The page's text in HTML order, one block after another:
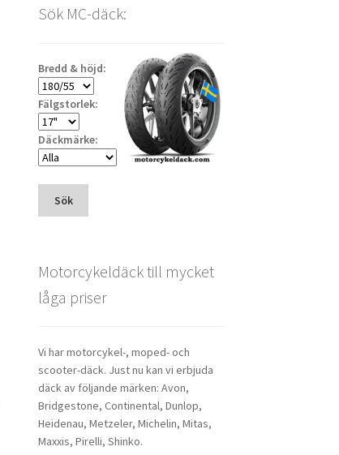
Sök MC-däck:
Bredd & höjd:
Fälgstorlek:
Däckmärke:
Sök
Motorcykeldäck till mycket
låga priser
Vi har motorcykel-, moped- och
scooter-däck. Just nu kan vi erbjuda
däck av följande märken: Avon,
Bridgestone, Continental, Dunlop,
Heidenau, Metzeler, Michelin, Mitas,
Maxxis, Pirelli, Shinko.